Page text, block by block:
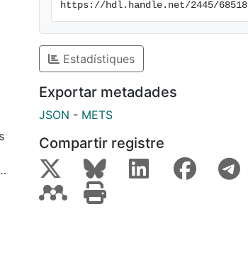
https://hdl.handle.net/2445/68518
Estadístiques
Exportar metadades
JSON - METS
Compartir registre